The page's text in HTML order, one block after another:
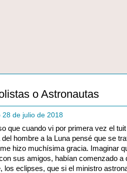
o Astronautas
28 de julio de 2018
que cuando vi por primera vez el
del hombre a la Luna pensé que se
hizo muchísima gracia. Imaginar
sus amigos, habían comenzado a
los eclipses, que si el ministro